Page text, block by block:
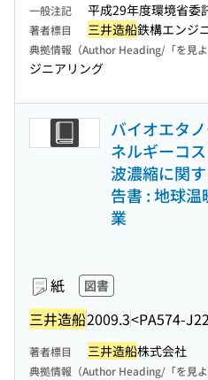
一般注記 平成29年度環境省委
著者標目 三井造船鉄構エンジ
典拠情報（Author Heading/「を見よ
ジニアリング
バイオエタ
ネルギーコ
波濃縮に関
告書 : 地球
業
紙 図書
三井造船2009.3<PA574-
著者標目 三井造船株式会社
典拠情報（Author Heading/「を見よ